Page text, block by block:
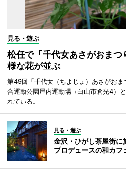
見る・遊ぶ
松任で「千代女あさがおま
様な花が並ぶ
第49回「千代女（ちよじょ）あさがお
合運動公園屋内運動場（白山市倉光4）
れている。
見る・遊ぶ
金沢・ひがし茶屋街
プロデュースの和カフ